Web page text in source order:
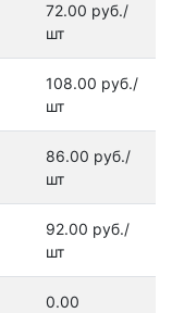
72.00 руб./
шт
108.00 руб./
шт
86.00 руб./
шт
92.00 руб./
шт
0.00